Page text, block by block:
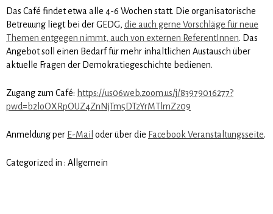
Das Café findet etwa alle 4-6 Wochen statt. Die organisatorische
Betreuung liegt bei der GEDG, die auch gerne Vorschläge für neue
Themen entgegen nimmt, auch von externen ReferentInnen. Das
Angebot soll einen Bedarf für mehr inhaltlichen Austausch über
aktuelle Fragen der Demokratiegeschichte bedienen.
Zugang zum Café: https://us06web.zoom.us/j/83979016277?
pwd=b2loOXRpOUZ4ZnNjTm5DTzYrMTlmZz09
Anmeldung per E-Mail oder über die Facebook Veranstaltungsseite.
Categorized in : Allgemein